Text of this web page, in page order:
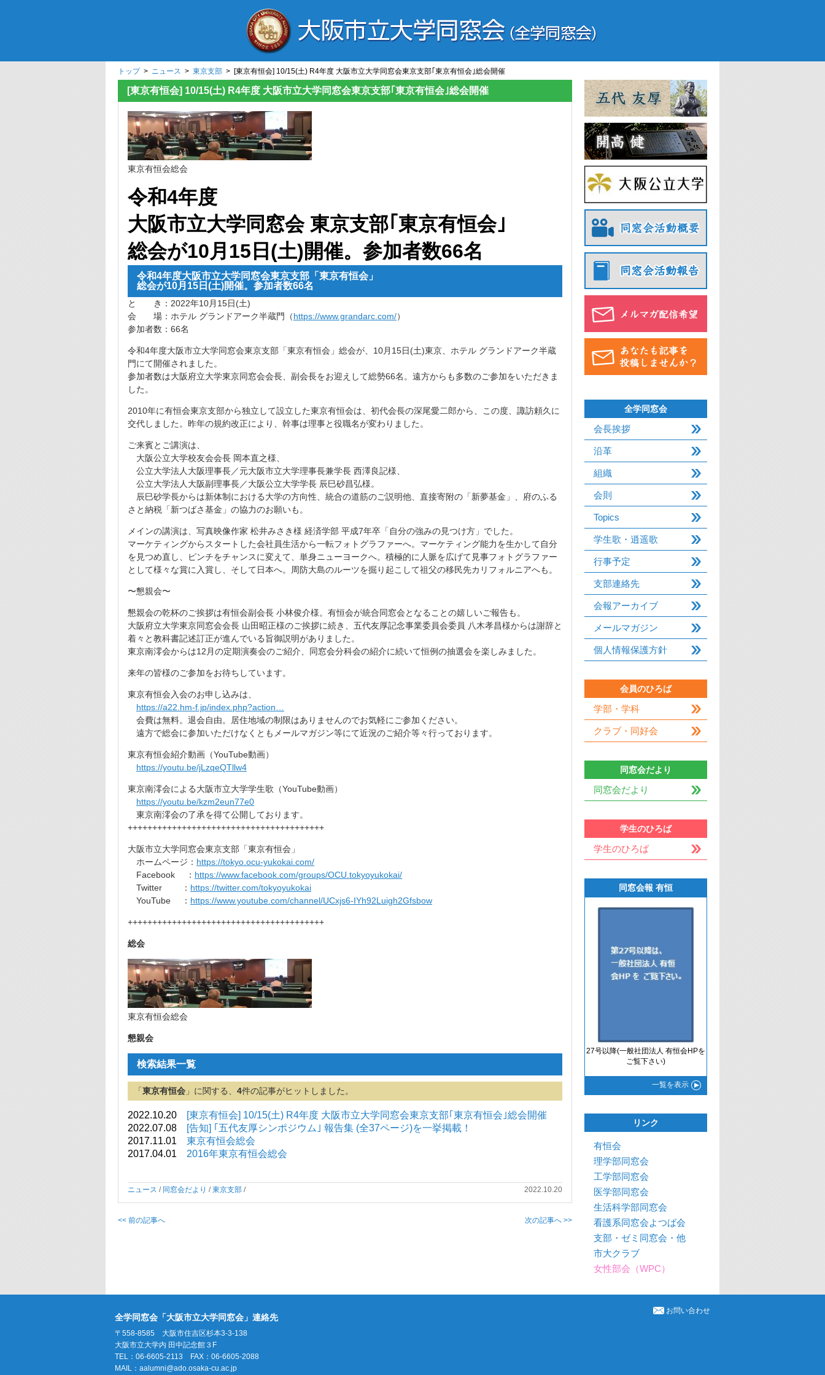
トップ> ニュース > 東京支部 > [東京有恒会] 10/15(土) R4年度 大阪市立大学同窓会東京支部｢東京有恒会｣総会開催
[東京有恒会] 10/15(土) R4年度 大阪市立大学同窓会東京支部｢東京有恒会｣総会開催
東京有恒会総会
令和4年度
大阪市立大学同窓会 東京支部｢東京有恒会｣
総会が10月15日(土)開催。参加者数66名
令和4年度大阪市立大学同窓会東京支部「東京有恒会」
総会が10月15日(土)開催。参加者数66名
と き：2022年10月15日(土)
会 場：ホテル グランドアーク半蔵門（https://www.grandarc.com/）
参加者数：66名
令和4年度大阪市立大学同窓会東京支部「東京有恒会」総会が、10月15日(土)東京、ホテル グランドアーク半蔵
門にて開催されました。
参加者数は大阪府立大学東京同窓会会長、副会長をお迎えして総勢66名。遠方からも多数のご参加をいただきま
した。
2010年に有恒会東京支部から独立して設立した東京有恒会は、 初代会長の深尾愛二郎から、この度、諏訪頼久に
交代しました。昨年の規約改正により、幹事は理事と役職名が変わりました。
ご来賓とご講演は、
大阪公立大学校友会会長 岡本直之様、
公立大学法人大阪理事長／元大阪市立大学理事長兼学長 西澤良記様、
公立大学法人大阪副理事長／大阪公立大学学長 辰巳砂昌弘様。
辰巳砂学長からは新体制における大学の方向性、統合の道筋のご説明他、直接寄附の「新夢基金」、府のふる
さと納税「新つばさ基金」の協力のお願いも。
メインの講演は、写真映像作家 松井みさき様 経済学部 平成7年卒「自分の強みの見つけ方」でした。
マーケティングからスタートした会社員生活から一転フォトグラフ ァーへ。マーケティング能力を生かして自分
を見つめ直し、ピンチをチャンスに変えて、単身ニューヨークへ。積極的に人脈を広げて 見事フォトグラファー
として様々な賞に入賞し、そして日本へ。周防大島のルーツを掘り起こして祖父の移民先カリフォルニアへも。
〜懇親会〜
懇親会の乾杯のご挨拶は有恒会副会長 小林俊介様。有恒会が統合同窓会となることの嬉しいご報告も。
大阪府立大学東京同窓会会長 山田昭正様のご挨拶に続き、五代友厚記念事業委員会委員 八木孝昌様からは謝辞と
着々と教科書記述訂正が進んでいる旨御説明がありました。
東京南澪会からは12月の定期演奏会のご紹介、同窓会分科会の紹介に続いて恒例の抽選会を楽しみました。
来年の皆様のご参加をお待ちしています。
東京有恒会入会のお申し込みは、
https://a22.hm-f.jp/index.php?action…
会費は無料。退会自由。居住地域の制限はありませんのでお気軽に ご参加ください。
遠方で総会に参加いただけなくともメールマガジン等にて近況のご紹介等々行っております。
東京有恒会紹介動画（YouTube動画）
https://youtu.be/jLzqeQTllw4
東京南澪会による大阪市立大学学生歌（YouTube動画）
https://youtu.be/kzm2eun77e0
東京南澪会の了承を得て公開しております。
++++++++++++++++++++++++++++++++++++++++
大阪市立大学同窓会東京支部「東京有恒会」
ホームページ： https://tokyo.ocu-yukokai.com/
Facebook ： https://www.facebook.com/groups/OCU.tokyoyukokai/
Twitter ： https://twitter.com/tokyoyukokai
YouTube ： https://www.youtube.com/channel/UCxjs6-IYh92Luigh2Gfsbow
++++++++++++++++++++++++++++++++++++++++
総会
東京有恒会総会
懇親会
検索結果一覧
「 東京有恒会 」に関する、 4件の記事がヒットしました。
2022.10.20
[東京有恒会] 10/15(土) R4年度 大阪市立大学同窓会東京支部｢東京有恒会｣総会開催
2022.07.08
[告知] ｢五代友厚シンポジウム｣ 報告集 (全37ページ)を一挙掲載！
2017.11.01 東京有恒会総会
2017.04.01 2016年東京有恒会総会
ニュース / 同窓会だより /東京支部 / 2022.10.20
<< 前の記事へ 次の記事へ >>
全学同窓会
会長挨拶
沿革
組織
会則
Topics
学生歌・逍遥歌
行事予定
支部連絡先
会報アーカイブ
メールマガジン
個人情報保護方針
会員のひろば
学部・学科
クラブ・同好会
同窓会だより
同窓会だより
学生のひろば
学生のひろば
同窓会報 有恒
27号以降(一般社団法人 有恒会HPを
ご覧下さい)
一覧を表示
リンク
有恒会
理学部同窓会
工学部同窓会
医学部同窓会
生活科学部同窓会
看護系同窓会よつば会
支部・ゼミ同窓会・他
市大クラブ
女性部会（WPC）
全学同窓会「大阪市立大学同窓会」連絡先
〒558-8585 大阪市住吉区杉本3-3-138
大阪市立大学内 田中記念館３F
TEL：06-6605-2113 FAX：06-6605-2088
MAIL： aalumni@ado.osaka-cu.ac.jp
お問い合わせ